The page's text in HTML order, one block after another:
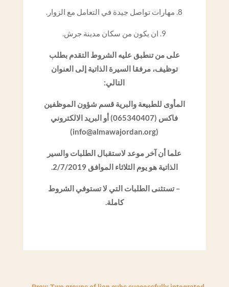
8. مهارات تواصل جيدة في التعامل مع الزوار.
9. ان يكون من سكان مدينة جرش.
على من تنطبق عليه الشروط التقدم بطلب
توظيف، مرفقا السيرة الذاتية إلى العنوان
التالي:
المأوى للطبيعة والبرية قسم شؤون الموظفين
فاكس (065340407) أو البريد الالكتروني
(info@almawajordan.org)
علما أن آخر موعد لاستقبال الطلبات والسير
الذاتية هو يوم الثلاثاء الموافق 2/7/2019.
– تستثنى الطلبات التي لا تستوفي الشروط
كاملة.